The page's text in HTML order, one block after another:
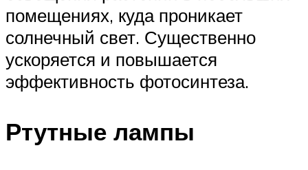
помещениях, куда проникает
солнечный свет. Существенно
ускоряется и повышается
эффективность фотосинтеза.
Ртутные лампы